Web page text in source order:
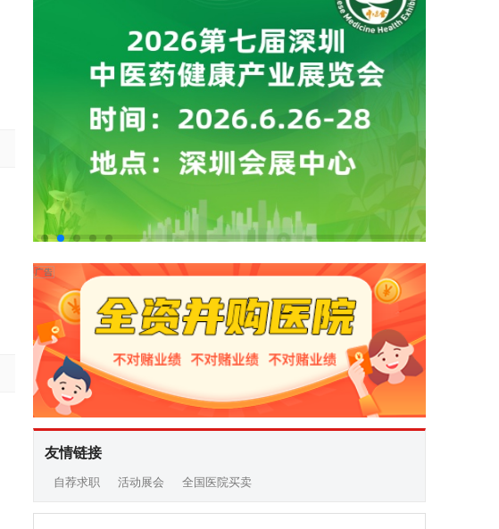
友情链接
自荐求职 活动展会 全国医院买卖